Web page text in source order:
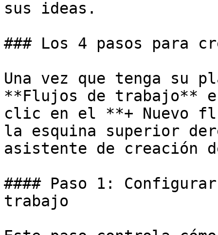
sus ideas.
### Los 4 pasos para
Una vez que tenga su
**Flujos de trabajo**
clic en el **+ Nuevo
la esquina superior
asistente de creación
#### Paso 1:
trabajo